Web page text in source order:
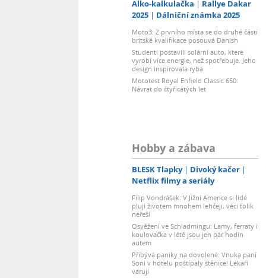
Alko-kalkulačka
Rallye Dakar
2025
Dálniční známka 2025
Moto3: Z prvního místa se do druhé části
britské kvalifikace posouvá Danish
Studenti postavili solární auto, které
vyrobí více energie, než spotřebuje. Jeho
design inspirovala ryba
Mototest Royal Enfield Classic 650:
Návrat do čtyřicátých let
Hobby a zábava
BLESK Tlapky
Divoký kačer
Netflix filmy a seriály
Filip Vondrášek: V Jižní Americe si lidé
plují životem mnohem lehčeji, věci tolik
neřeší
Osvěžení ve Schladmingu: Lamy, ferraty i
koulovačka v létě jsou jen pár hodin
autem
Přibývá paniky na dovolené: Vnuka paní
Soni v hotelu poštípaly štěnice! Lékaři
varují